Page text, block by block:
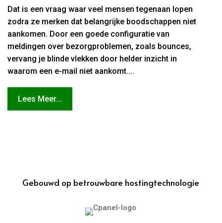
Dat is een vraag waar veel mensen tegenaan lopen
zodra ze merken dat belangrijke boodschappen niet
aankomen. Door een goede configuratie van
meldingen over bezorgproblemen, zoals bounces,
vervang je blinde vlekken door helder inzicht in
waarom een e-mail niet aankomt....
Lees Meer...
Gebouwd op betrouwbare hostingtechnologie